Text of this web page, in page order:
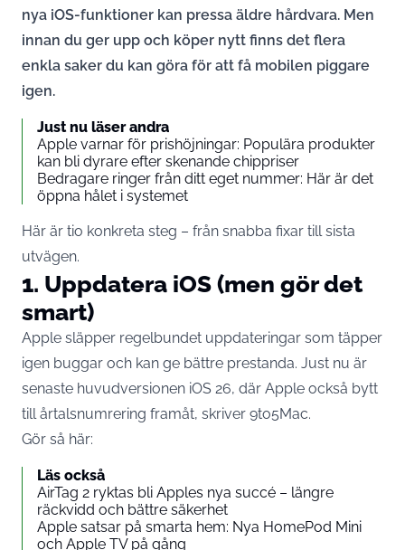
nya iOS-funktioner kan pressa äldre hårdvara. Men
innan du ger upp och köper nytt finns det flera
enkla saker du kan göra för att få mobilen piggare
igen.
Just nu läser andra
Apple varnar för prishöjningar: Populära produkter
kan bli dyrare efter skenande chippriser
Bedragare ringer från ditt eget nummer: Här är det
öppna hålet i systemet
Här är tio konkreta steg – från snabba fixar till sista
utvägen.
1. Uppdatera iOS (men gör det
smart)
Apple släpper regelbundet uppdateringar som täpper
igen buggar och kan ge bättre prestanda. Just nu är
senaste huvudversionen iOS 26, där Apple också bytt
till årtalsnumrering framåt, skriver 9to5Mac.
Gör så här:
Läs också
AirTag 2 ryktas bli Apples nya succé – längre
räckvidd och bättre säkerhet
Apple satsar på smarta hem: Nya HomePod Mini
och Apple TV på gång